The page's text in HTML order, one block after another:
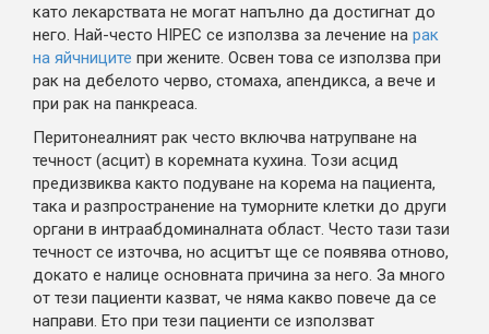
като лекарствата не могат напълно да достигнат до
него. Най-често HIPEC се използва за лечение на рак
на яйчниците при жените. Освен това се използва при
рак на дебелото черво, стомаха, апендикса, а вече и
при рак на панкреаса.
Перитонеалният рак често включва натрупване на
течност (асцит) в коремната кухина. Този асцид
предизвиква както подуване на корема на пациента,
така и разпространение на туморните клетки до други
органи в интраабдоминалната област. Често тази тази
течност се източва, но асцитът ще се появява отново,
докато е налице основната причина за него. За много
от тези пациенти казват, че няма какво повече да се
направи. Ето при тези пациенти се използват